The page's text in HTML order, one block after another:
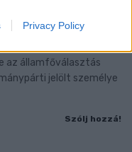
Privacy Policy
ÚJ
az államfőválasztás
jelölt személye
Szólj hozzá!